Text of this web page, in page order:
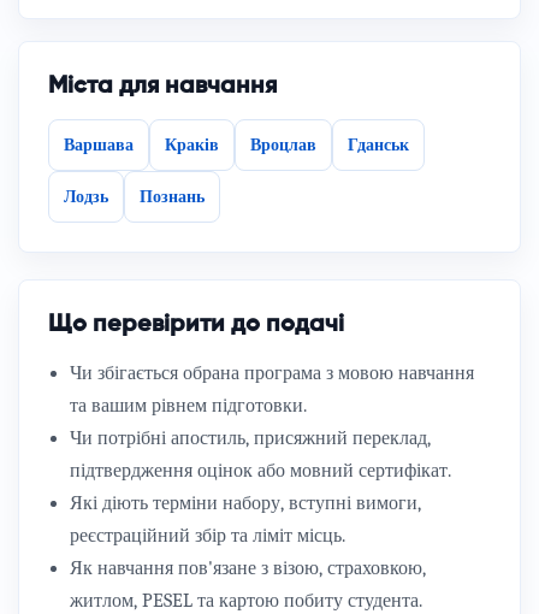
Міста для навчання
Варшава Краків Вроцлав Гданськ
Лодзь Познань
Що перевірити до подачі
Чи збігається обрана програма з мовою навчання
та вашим рівнем підготовки.
Чи потрібні апостиль, присяжний переклад,
підтвердження оцінок або мовний сертифікат.
Які діють терміни набору, вступні вимоги,
реєстраційний збір та ліміт місць.
Як навчання пов'язане з візою, страховкою,
житлом, PESEL та картою побиту студента.